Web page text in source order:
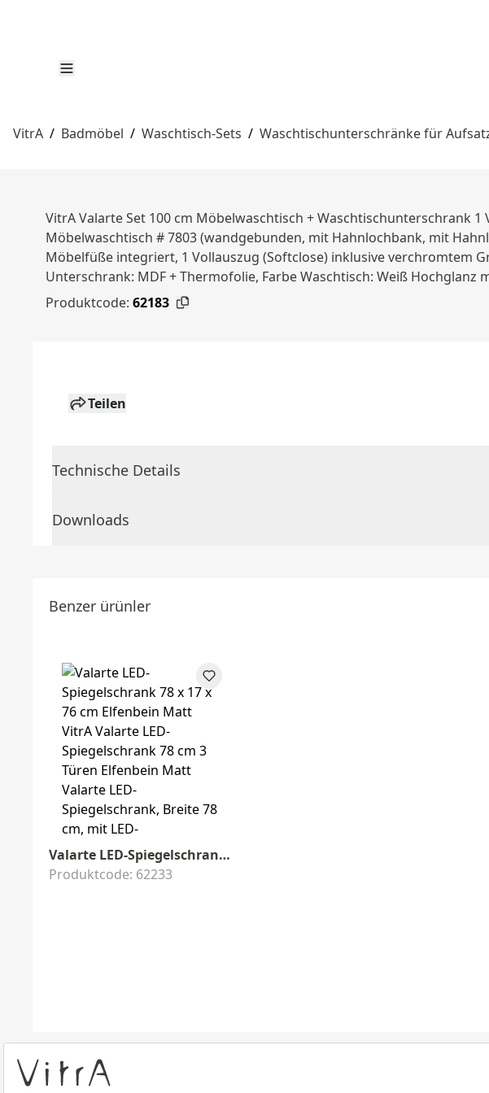
VitrA / Badmöbel / Waschtisch-Sets / Waschtischunterschränke für
VitrA Valarte Set 100 cm Möbelwaschtisch + Waschtischunterschrank
Möbelwaschtisch # 7803 (wandgebunden, mit Hahnlochbank, mit
Möbelfüße integriert, 1 Vollauszug (Softclose) inklusive verchromtem
Unterschrank: MDF + Thermofolie, Farbe Waschtisch: Weiß
Produktcode: 62183
Teilen
Technische Details
Downloads
Benzer ürünler
Valarte LED-Spiegelschrank 78 x 17 x 76 cm Elfenbein Matt
Produktcode: 62233